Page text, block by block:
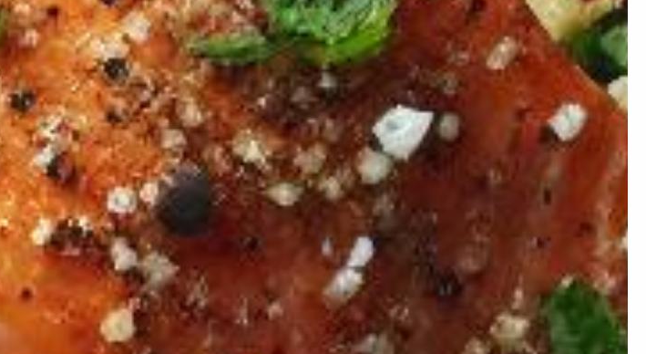
Votre coach Nutrition ?
votre service pour perdre du poids, prendre de la masse ou
AI et atteignez vos objectifs sans régime mais simplement
alimentaire !
×